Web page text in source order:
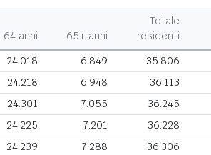
64 anni 65+ anni
Totale
residenti
24.018 6.849 35.806
24.218 6.948 36.113
24.301 7.055 36.245
24.225 7.201 36.228
24.239 7.288 36.306